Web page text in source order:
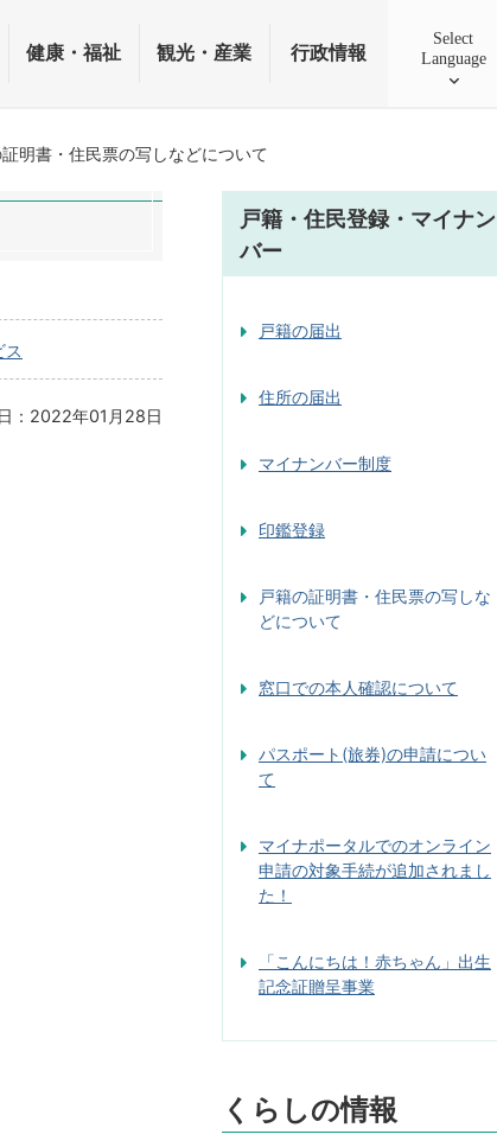
健康・福祉 観光・産業 行政情報
Select
Language
証明書・住民票の写しなどについて
ス
：2022年01月28日
戸籍・住民登録・マイナン
バー
戸籍の届出
住所の届出
マイナンバー制度
印鑑登録
戸籍の証明書・住民票の写しな
どについて
窓口での本人確認について
パスポート(旅券)の申請につい
て
マイナポータルでのオンライン
申請の対象手続が追加されまし
た！
「こんにちは！赤ちゃん」出生
記念証贈呈事業
くらしの情報